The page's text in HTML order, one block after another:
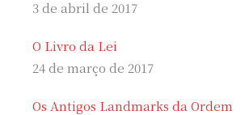
3 de abril de 2017
O Livro da Lei
24 de março de 2017
Os Antigos Landmarks da Ordem